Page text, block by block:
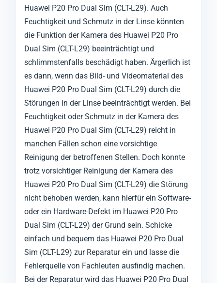
Huawei P20 Pro Dual Sim (CLT-L29). Auch
Feuchtigkeit und Schmutz in der Linse könnten
die Funktion der Kamera des Huawei P20 Pro
Dual Sim (CLT-L29) beeinträchtigt und
schlimmstenfalls beschädigt haben. Ärgerlich ist
es dann, wenn das Bild- und Videomaterial des
Huawei P20 Pro Dual Sim (CLT-L29) durch die
Störungen in der Linse beeinträchtigt werden. Bei
Feuchtigkeit oder Schmutz in der Kamera des
Huawei P20 Pro Dual Sim (CLT-L29) reicht in
manchen Fällen schon eine vorsichtige
Reinigung der betroffenen Stellen. Doch konnte
trotz vorsichtiger Reinigung der Kamera des
Huawei P20 Pro Dual Sim (CLT-L29) die Störung
nicht behoben werden, kann hierfür ein Software-
oder ein Hardware-Defekt im Huawei P20 Pro
Dual Sim (CLT-L29) der Grund sein. Schicke
einfach und bequem das Huawei P20 Pro Dual
Sim (CLT-L29) zur Reparatur ein und lasse die
Fehlerquelle von Fachleuten ausfindig machen.
Bei der Reparatur wird das Huawei P20 Pro Dual